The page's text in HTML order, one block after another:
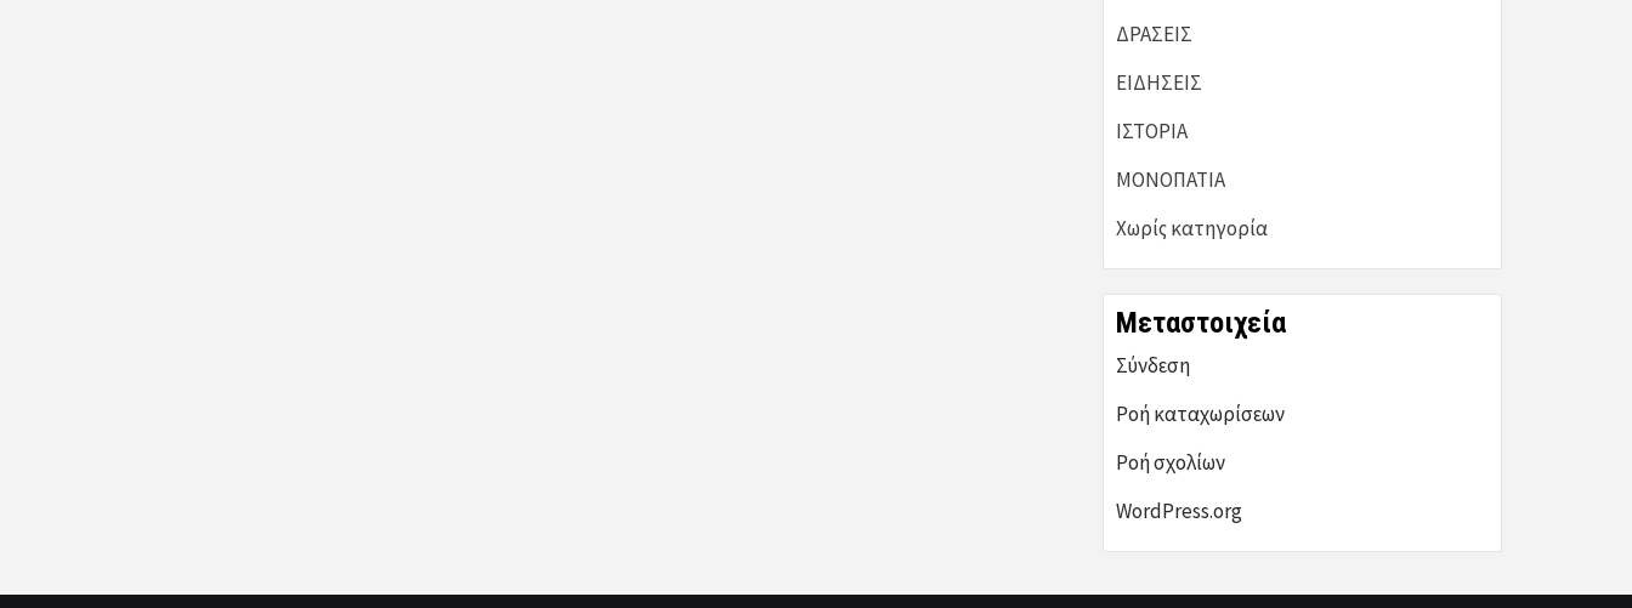
ΔΡΑΣΕΙΣ
ΕΙΔΗΣΕΙΣ
ΙΣΤΟΡΙΑ
ΜΟΝΟΠΑΤΙΑ
Χωρίς κατηγορία
Μεταστοιχεία
Σύνδεση
Ροή καταχωρίσεων
Ροή σχολίων
WordPress.org